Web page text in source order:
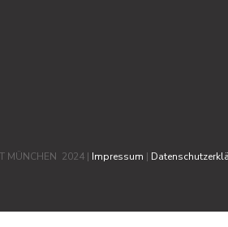
MÜNCHEN 2024 | Impressum |